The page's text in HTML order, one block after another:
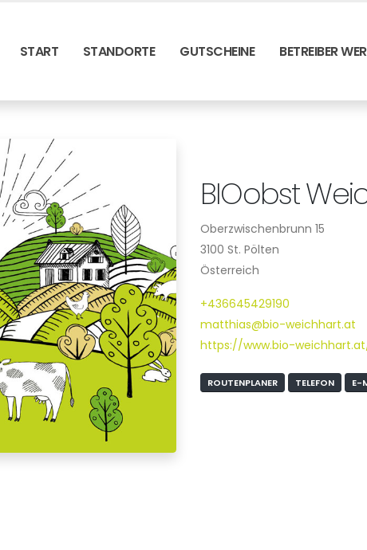
START STANDORTE GUTSCHEINE BETREIBER
BIOobst
Oberzwischenbrunn 15
3100 St. Pölten
Österreich
+436645429190
matthias@bio-weichhart.at
https://www.bio-
ROUTENPLANER TELEFON E-